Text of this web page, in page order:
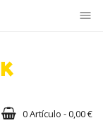
menu
0 Artículo - 0,00 €